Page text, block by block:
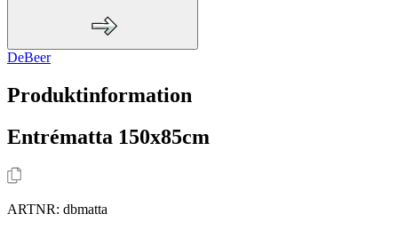
DeBeer
Produktinformation
Entrématta 150x85cm
ARTNR: dbmatta